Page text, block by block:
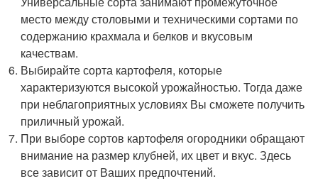
место между столовыми и техническими сортами по
содержанию крахмала и белков и вкусовым
качествам.
Выбирайте сорта картофеля, которые
характеризуются высокой урожайностью. Тогда даже
при неблагоприятных условиях Вы сможете получить
приличный урожай.
При выборе сортов картофеля огородники обращают
внимание на размер клубней, их цвет и вкус. Здесь
все зависит от Ваших предпочтений.